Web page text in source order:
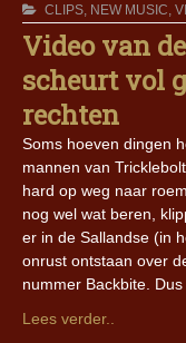
CLIPS, NEW MUSIC,
Video van
scheurt vol
rechten
Soms hoeven dingen
mannen van
hard op weg naar
nog wel wat beren,
er in de Sallandse (in
onrust ontstaan over
nummer Backbite.
Lees verder..